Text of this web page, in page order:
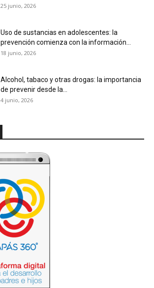
25 junio, 2026
Uso de sustancias en adolescentes: la
prevención comienza con la información...
18 junio, 2026
Alcohol, tabaco y otras drogas: la importancia
de prevenir desde la...
4 junio, 2026